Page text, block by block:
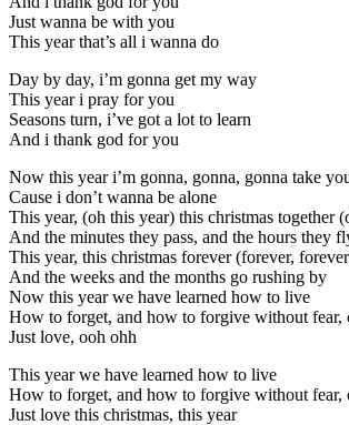
Just wanna be with you
This year that’s all i wanna do
Day by day, i’m gonna get my way
This year i pray for you
Seasons turn, i’ve got a lot to learn
And i thank god for you
Now this year i’m gonna, gonna, gonna take
Cause i don’t wanna be alone
This year, (oh this year) this christmas together
And the minutes they pass, and the hours they
This year, this christmas forever (forever,
And the weeks and the months go rushing by
Now this year we have learned how to live
How to forget, and how to forgive without fear,
Just love, ooh ohh
This year we have learned how to live
How to forget, and how to forgive without fear,
Just love this christmas, this year